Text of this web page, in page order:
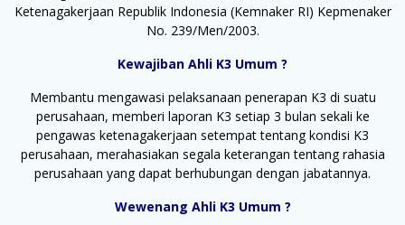
Ketenagakerjaan Republik Indonesia (Kemnaker RI) Kepmenaker
No. 239/Men/2003.
Kewajiban Ahli K3 Umum ?
Membantu mengawasi pelaksanaan penerapan K3 di suatu
perusahaan, memberi laporan K3 setiap 3 bulan sekali ke
pengawas ketenagakerjaan setempat tentang kondisi K3
perusahaan, merahasiakan segala keterangan tentang rahasia
perusahaan yang dapat berhubungan dengan jabatannya.
Wewenang Ahli K3 Umum ?